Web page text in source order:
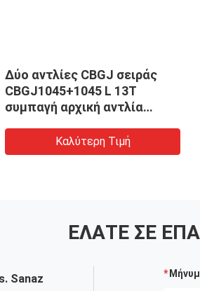
Δύο αντλίες CBGJ σειράς
CBGJ1045+1045 L 13T
συμπαγή αρχική αντλία
μηχανήματα και οχήματα
Καλύτερη Τιμή
ΕΛΆΤΕ ΣΕ
Sanaz